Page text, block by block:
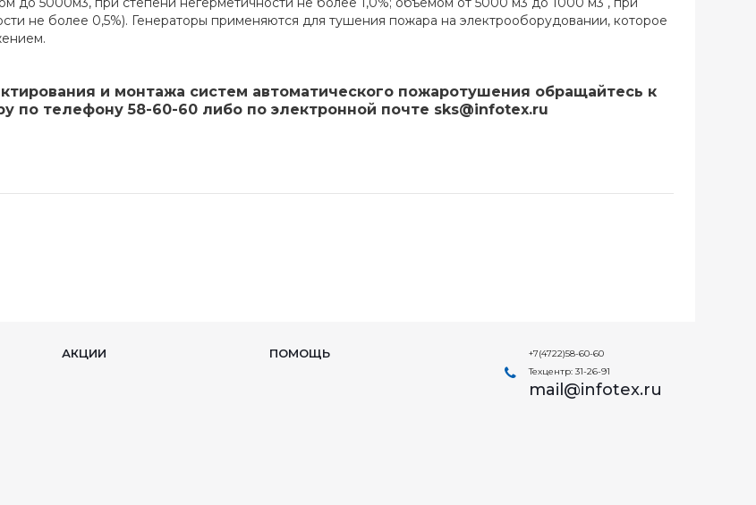
не более 0,5%). Генераторы применяются для тушения пожара на электрооборудовании, которое
и монтажа систем автоматического пожаротушения обращайтесь к
по телефону 58-60-60 либо по электронной почте sks@infotex.ru
АКЦИИ ПОМОЩЬ
+7(4722)58-60-60
Техцентр: 31-26-91
mail@infotex.ru